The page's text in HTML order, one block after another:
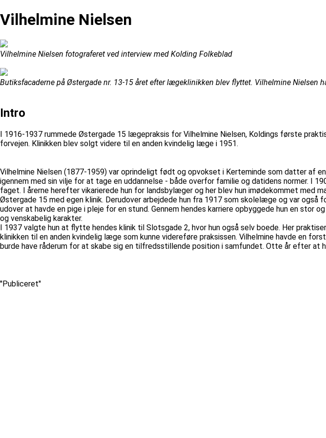
Vilhelmine Nielsen
Vilhelmine Nielsen fotograferet ved interview med Kolding Folkeblad
Butiksfacaderne på Østergade nr. 13-15 året efter lægeklinikken blev flyttet. Vilhelmine Nielsen
Intro
I 1916-1937 rummede Østergade 15 lægepraksis for Vilhelmine Nielsen, Koldings første
forvejen. Klinikken blev solgt videre til en anden kvindelig læge i 1951.
Vilhelmine Nielsen (1877-1959) var oprindeligt født og opvokset i Kerteminde som datter af
igennem med sin vilje for at tage en uddannelse - både overfor familie og datidens normer. I
faget. I årerne herefter vikarierede hun for landsbylæger og her blev hun imødekommet med
Østergade 15 med egen klinik. Derudover arbejdede hun fra 1917 som skolelæge og var
udover at havde en pige i pleje for en stund. Gennem hendes karriere opbyggede hun en
og venskabelig karakter.
I 1937 valgte hun at flytte hendes klinik til Slotsgade 2, hvor hun også selv boede. Her
klinikken til en anden kvindelig læge som kunne videreføre praksissen. Vilhelmine havde en
burde have råderum for at skabe sig en tilfredsstillende position i samfundet. Otte år efter at
''Publiceret''